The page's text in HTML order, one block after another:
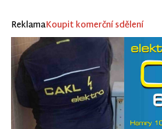
ReklamaKoupit komerční sdělení